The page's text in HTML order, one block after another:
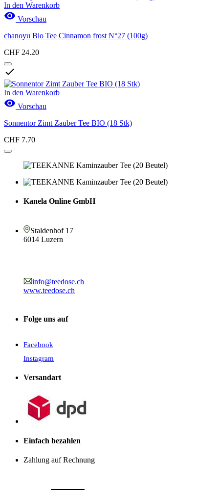
In den Warenkorb
 Vorschau
chanoyu Bio Tee Cinnamon frost N°27 (100g)
CHF 24.20

In den Warenkorb
 Vorschau
Sonnentor Zimt Zauber Tee BIO (18 Stk)
CHF 7.70
Kanela Online GmbH
Staldenhof 17
6014 Luzern
info@teedose.ch
www.teedose.ch
Folge uns auf
Facebook
Instagram
Versandart
Einfach bezahlen
Zahlung auf Rechnung